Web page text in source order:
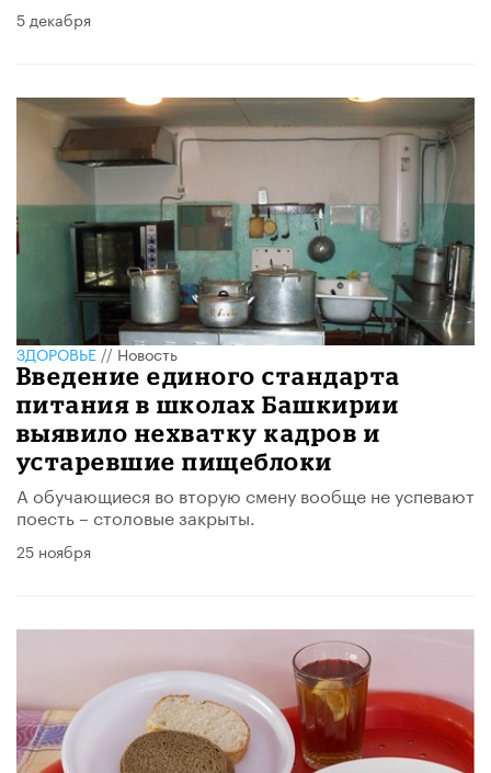
5 декабря
ЗДОРОВЬЕ//Новость
Введение единого стандарта
питания в школах Башкирии
выявило нехватку кадров и
устаревшие пищеблоки
А обучающиеся во вторую смену вообще не успевают
поесть – столовые закрыты.
25 ноября